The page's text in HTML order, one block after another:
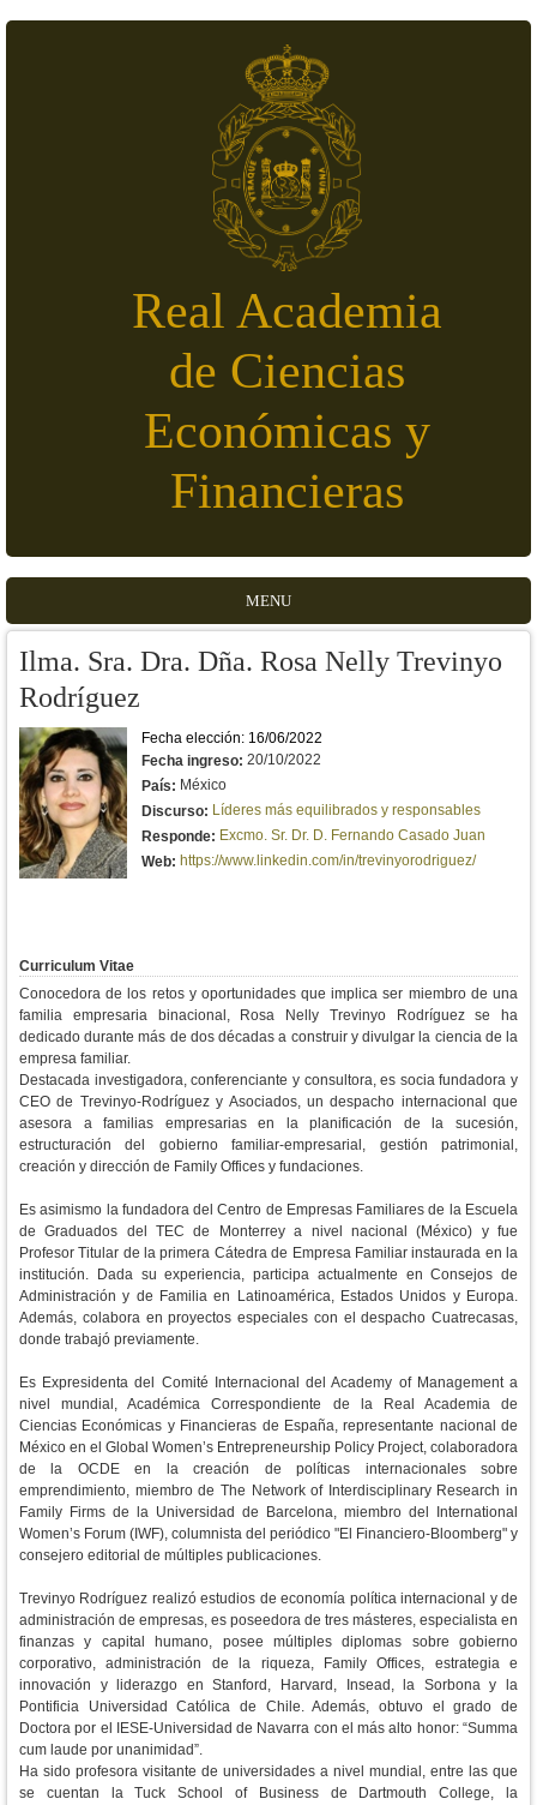
Real Academia
de Ciencias
Económicas y
Financieras
MENU
Ilma. Sra. Dra. Dña. Rosa Nelly Trevinyo
Rodríguez
Fecha elección: 16/06/2022
Fecha ingreso: 20/10/2022
País: México
Discurso: Líderes más equilibrados y responsables
Responde: Excmo. Sr. Dr. D. Fernando Casado Juan
Web: https://www.linkedin.com/in/trevinyorodriguez/
Curriculum Vitae
Conocedora de los retos y oportunidades que implica ser miembro de una
familia empresaria binacional, Rosa Nelly Trevinyo Rodríguez se ha
dedicado durante más de dos décadas a construir y divulgar la ciencia de la
empresa familiar.
Destacada investigadora, conferenciante y consultora, es socia fundadora y
CEO de Trevinyo-Rodríguez y Asociados, un despacho internacional que
asesora a familias empresarias en la planificación de la sucesión,
estructuración del gobierno familiar-empresarial, gestión patrimonial,
creación y dirección de Family Offices y fundaciones.
Es asimismo la fundadora del Centro de Empresas Familiares de la Escuela
de Graduados del TEC de Monterrey a nivel nacional (México) y fue
Profesor Titular de la primera Cátedra de Empresa Familiar instaurada en la
institución. Dada su experiencia, participa actualmente en Consejos de
Administración y de Familia en Latinoamérica, Estados Unidos y Europa.
Además, colabora en proyectos especiales con el despacho Cuatrecasas,
donde trabajó previamente.
Es Expresidenta del Comité Internacional del Academy of Management a
nivel mundial, Académica Correspondiente de la Real Academia de
Ciencias Económicas y Financieras de España, representante nacional de
México en el Global Women’s Entrepreneurship Policy Project, colaboradora
de la OCDE en la creación de políticas internacionales sobre
emprendimiento, miembro de The Network of Interdisciplinary Research in
Family Firms de la Universidad de Barcelona, miembro del International
Women’s Forum (IWF), columnista del periódico "El Financiero-Bloomberg" y
consejero editorial de múltiples publicaciones.
Trevinyo Rodríguez realizó estudios de economía política internacional y de
administración de empresas, es poseedora de tres másteres, especialista en
finanzas y capital humano, posee múltiples diplomas sobre gobierno
corporativo, administración de la riqueza, Family Offices, estrategia e
innovación y liderazgo en Stanford, Harvard, Insead, la Sorbona y la
Pontificia Universidad Católica de Chile. Además, obtuvo el grado de
Doctora por el IESE-Universidad de Navarra con el más alto honor: “Summa
cum laude por unanimidad”.
Ha sido profesora visitante de universidades a nivel mundial, entre las que
se cuentan la Tuck School of Business de Dartmouth College, la